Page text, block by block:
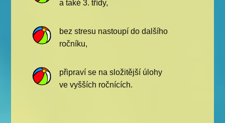
a také 3. třídy,
bez stresu nastoupí do dalšího
ročníku,
připraví se na složitější úlohy
ve vyšších ročnících.